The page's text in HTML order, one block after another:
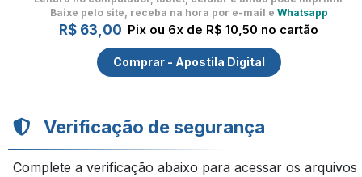
Baixe pelo site, receba na hora por e-mail e Whatsapp
R$ 63,00 Pix ou 6x de R$ 10,50 no cartão
Comprar - Apostila Digital
Verificação de segurança
Complete a verificação abaixo para acessar os arquivos